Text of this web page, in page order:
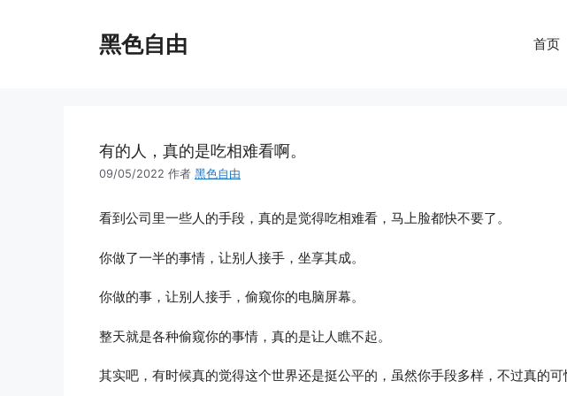
黑色自由 首页
有的人，真的是吃相难看啊。
09/05/2022 作者 黑色自由
看到公司里一些人的手段，真的是觉得吃相难看，马上脸都快不要了。
你做了一半的事情，让别人接手，坐享其成。
你做的事，让别人接手，偷窥你的电脑屏幕。
整天就是各种偷窥你的事情，真的是让人瞧不起。
其实吧，有时候真的觉得这个世界还是挺公平的，虽然你手段多样，不过真的可